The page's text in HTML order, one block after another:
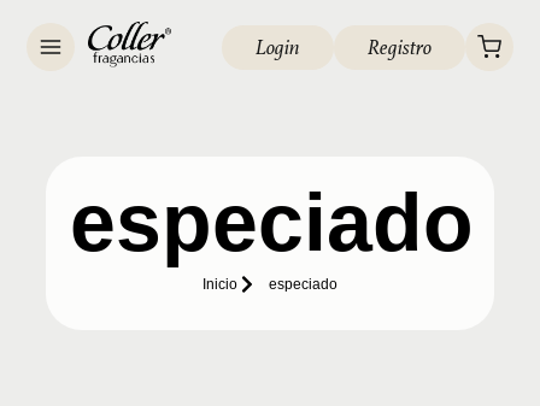
Login Registro
especiado
Inicio especiado